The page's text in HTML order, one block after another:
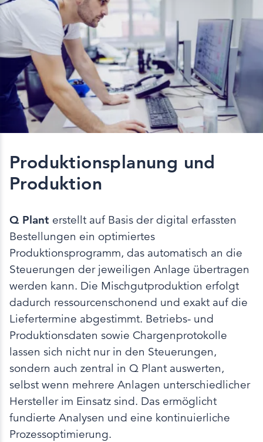
Produktionsplanung und
Produktion
Q Plant erstellt auf Basis der digital erfassten
Bestellungen ein optimiertes
Produktionsprogramm, das automatisch an die
Steuerungen der jeweiligen Anlage übertragen
werden kann. Die Mischgutproduktion erfolgt
dadurch ressourcenschonend und exakt auf die
Liefertermine abgestimmt. Betriebs- und
Produktionsdaten sowie Chargenprotokolle
lassen sich nicht nur in den Steuerungen,
sondern auch zentral in Q Plant auswerten,
selbst wenn mehrere Anlagen unterschiedlicher
Hersteller im Einsatz sind. Das ermöglicht
fundierte Analysen und eine kontinuierliche
Prozessoptimierung.